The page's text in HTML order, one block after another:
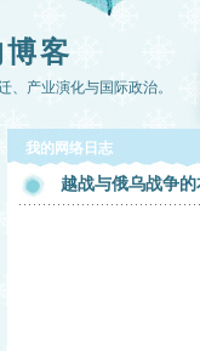
客
、产业演化与国际政治。
我的网络日志
越战与俄乌战争